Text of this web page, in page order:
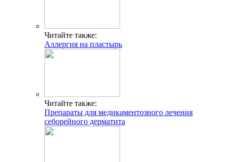
Читайте также:
Аллергия на пластырь
Читайте также:
Препараты для медикаментозного лечения
себорейного дерматита